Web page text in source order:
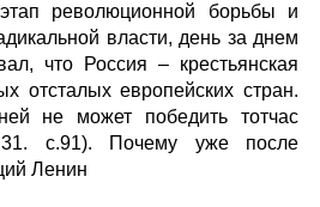
революционной борьбы и
власти, день за днем
что Россия – крестьянская
отсталых европейских стран.
не может победить тотчас
с.91). Почему уже после
Ленин